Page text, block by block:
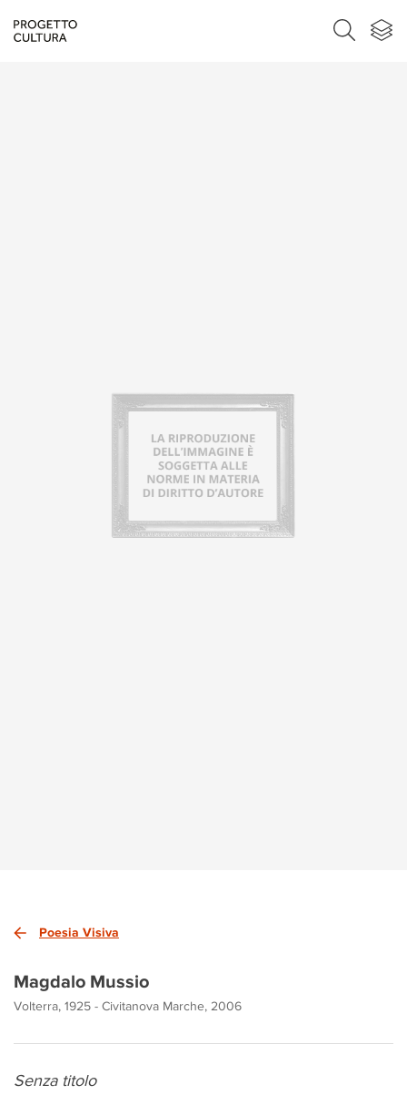
Poesia Visiva
Magdalo Mussio
Volterra, 1925 - Civitanova Marche, 2006
Senza titolo